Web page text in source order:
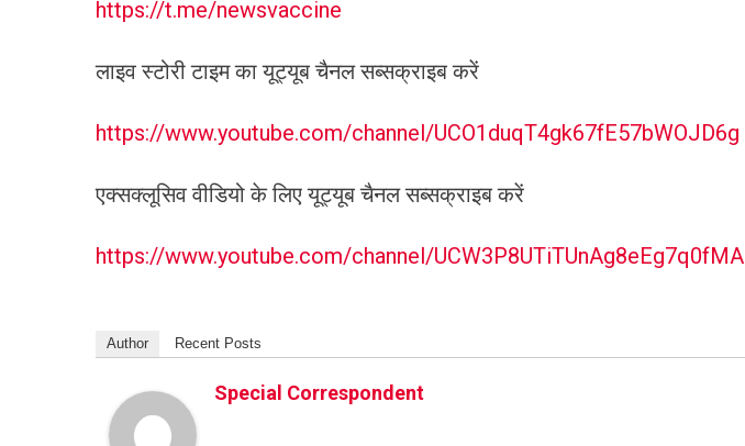
https://t.me/newsvaccine
लाइव स्टोरी टाइम का यूट्यूब चैनल सब्सक्राइब करें
https://www.youtube.com/channel/UCO1duqT4gk67fE57bWOJD6g
एक्सक्लूसिव वीडियो के लिए यूट्यूब चैनल सब्सक्राइब करें
https://www.youtube.com/channel/UCW3P8UTiTUnAg8eEg7q0fMA
Author Recent Posts
Special Correspondent